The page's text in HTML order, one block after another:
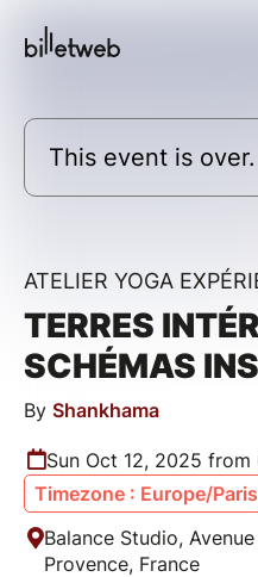
This event is over.
ATELIER YOGA
TERRES
SCHÉMAS
By Shankhama
Sun Oct 12, 2025
Timezone : Europe/Paris
Balance Studio,
Provence, France